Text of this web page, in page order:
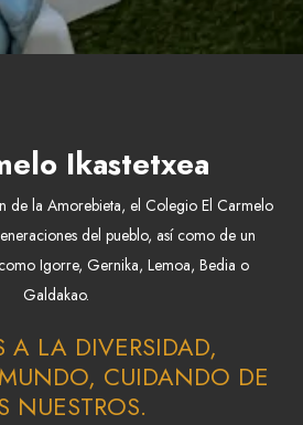
Ikastetxea
de la Amorebieta, el Colegio El Carmelo
del pueblo, así como de un
Igorre, Gernika, Lemoa, Bedia o
Galdakao.
A LA DIVERSIDAD,
CUIDANDO DE
NUESTROS.